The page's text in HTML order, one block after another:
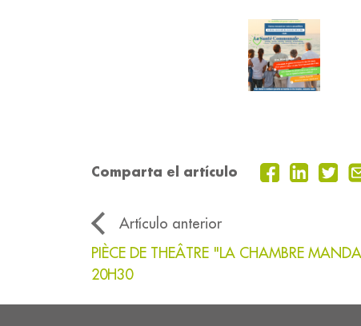
Comparta el artículo
Artículo anterior
PIÈCE DE THEÂTRE "LA CHAMBRE
20H30